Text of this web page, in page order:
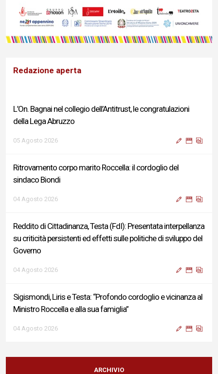
Redazione aperta
L’On. Bagnai nel collegio dell’Antitrust, le congratulazioni
della Lega Abruzzo
05 Agosto 2026
Ritrovamento corpo marito Roccella: il cordoglio del
sindaco Biondi
04 Agosto 2026
Reddito di Cittadinanza, Testa (FdI): Presentata interpellanza
su criticità persistenti ed effetti sulle politiche di sviluppo del
Governo
04 Agosto 2026
Sigismondi, Liris e Testa: “Profondo cordoglio e vicinanza al
Ministro Roccella e alla sua famiglia”
04 Agosto 2026
Terminal bus "Lorenzo Natali": modifiche temporanee alla
viabilità per il completamento dei lavori di riqualificazione
ARCHIVIO